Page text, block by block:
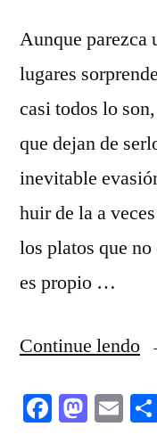
Aunque parezca
lugares
casi todos lo
que dejan de
inevitable
huir de la a
los platos que
es propio …
Continue lendo